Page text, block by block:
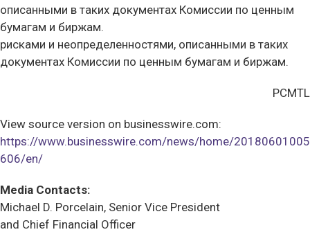
описанными в таких документах Комиссии по ценным
бумагам и биржам.
рисками и неопределенностями, описанными в таких
документах Комиссии по ценным бумагам и биржам.
PCMTL
View source version on businesswire.com:
https://www.businesswire.com/news/home/20180601005
606/en/
Media Contacts:
Michael D. Porcelain, Senior Vice President
and Chief Financial Officer